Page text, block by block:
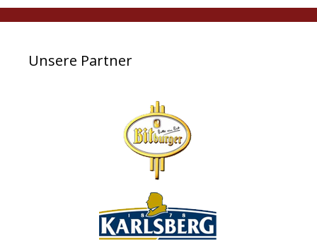
Unsere Partner